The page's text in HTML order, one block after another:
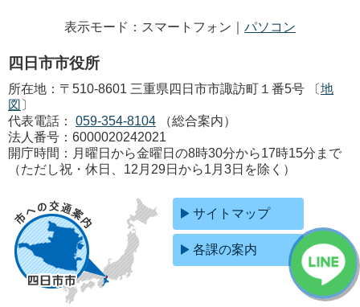
表示モード：スマートフォン｜ パソコン
四日市市役所
所在地：〒510-8601 三重県四日市市諏訪町１番5号 〔地
図 〕
代表電話：
059-354-8104
（総合案内）
法人番号：6000020242021
開庁時間：月曜日から金曜日の8時30分から17時15分まで
（ただし祝・休日、12月29日から1月3日を除く）
サイトマップ
各課の案内